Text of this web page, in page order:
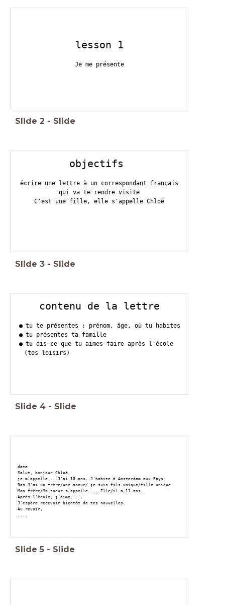
lesson 1
Je me présente
Slide 2 - Slide
objectifs
écrire une lettre à un correspondant français
qui va te rendre visite
C'est une fille, elle s'appelle Chloé
Slide 3 - Slide
contenu de la lettre
tu te présentes : prénom, âge, où tu habites
tu présentes ta famille
tu dis ce que tu aimes faire après l'école
(tes loisirs)
Slide 4 - Slide
date
Salut, bonjour Chloé,
je m'appelle....J'ai 10 ans. J'habite à Amsterdam aux Pays-
Bas.J'ai un frère/une soeur/ je suis fils unique/fille unique.
Mon frère/Ma soeur s'appelle.... Elle/il a 13 ans.
Après l'école, j'aime.....
J'espère recevoir bientôt de tes nouvelles.
Au revoir,
....
Slide 5 - Slide